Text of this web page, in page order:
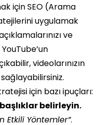
için SEO (Arama
uygulamak
ve
videolarınızın
için bazı ipuçları:
belirleyin.
Etkili Yöntemler”.